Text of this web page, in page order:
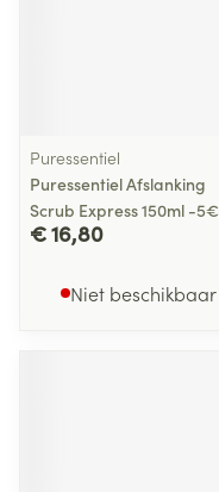
Puressentiel
Puressentiel Afslanking
Scrub Express 150ml -5€
€ 16,80
Niet beschikbaar